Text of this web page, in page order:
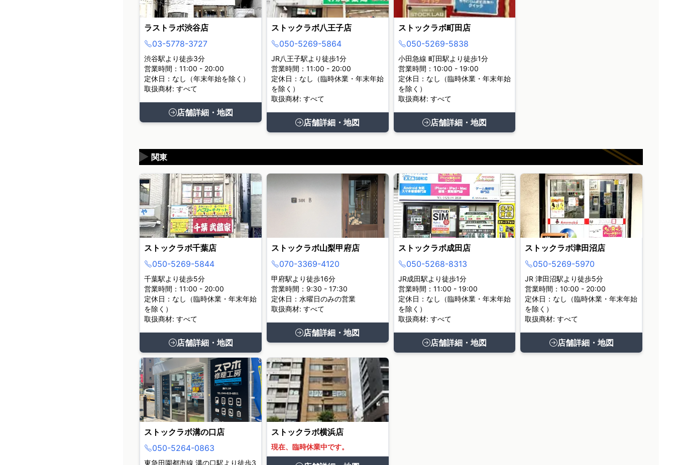
ラストラボ渋谷店
03-5778-3727
渋谷駅より徒歩3分
営業時間：11:00 - 20:00
定休日：なし（年末年始を除く）
取扱商材: すべて
店舗詳細・地図
ストックラボ八王子店
050-5269-5864
JR八王子駅より徒歩1分
営業時間：11:00 - 20:00
定休日：なし（臨時休業・年末年始
を除く）
取扱商材: すべて
店舗詳細・地図
ストックラボ町田店
050-5269-5838
小田急線 町田駅より徒歩1分
営業時間：10:00 - 19:00
定休日：なし（臨時休業・年末年始
を除く）
取扱商材: すべて
店舗詳細・地図
関東
▶
ストックラボ千葉店
050-5269-5844
千葉駅より徒歩5分
営業時間：11:00 - 20:00
定休日：なし（臨時休業・年末年始
を除く）
取扱商材: すべて
店舗詳細・地図
ストックラボ山梨甲府店
070-3369-4120
甲府駅より徒歩16分
営業時間：9:30 - 17:30
定休日：水曜日のみの営業
取扱商材: すべて
店舗詳細・地図
ストックラボ成田店
050-5268-8313
JR成田駅より徒歩1分
営業時間：11:00 - 19:00
定休日：なし（臨時休業・年末年始
を除く）
取扱商材: すべて
店舗詳細・地図
ストックラボ津田沼店
050-5269-5970
JR 津田沼駅より徒歩5分
営業時間：10:00 - 20:00
定休日：なし（臨時休業・年末年始
を除く）
取扱商材: すべて
店舗詳細・地図
ストックラボ溝の口店
050-5264-0863
東急田園都市線 溝の口駅より徒歩3
ストックラボ横浜店
現在、臨時休業中です。